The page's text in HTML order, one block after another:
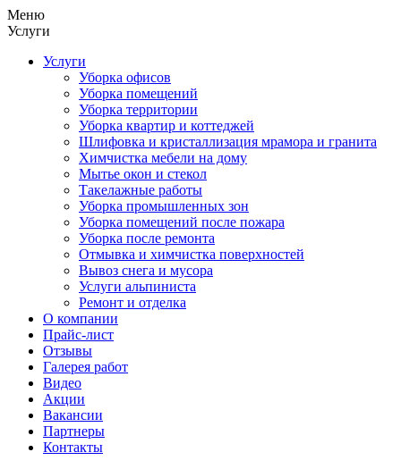
Меню
Услуги
Услуги
Уборка офисов
Уборка помещений
Уборка территории
Уборка квартир и коттеджей
Шлифовка и кристаллизация мрамора и гранита
Химчистка мебели на дому
Мытье окон и стекол
Такелажные работы
Уборка промышленных зон
Уборка помещений после пожара
Уборка после ремонта
Отмывка и химчистка поверхностей
Вывоз снега и мусора
Услуги альпиниста
Ремонт и отделка
О компании
Прайс-лист
Отзывы
Галерея работ
Видео
Акции
Вакансии
Партнеры
Контакты